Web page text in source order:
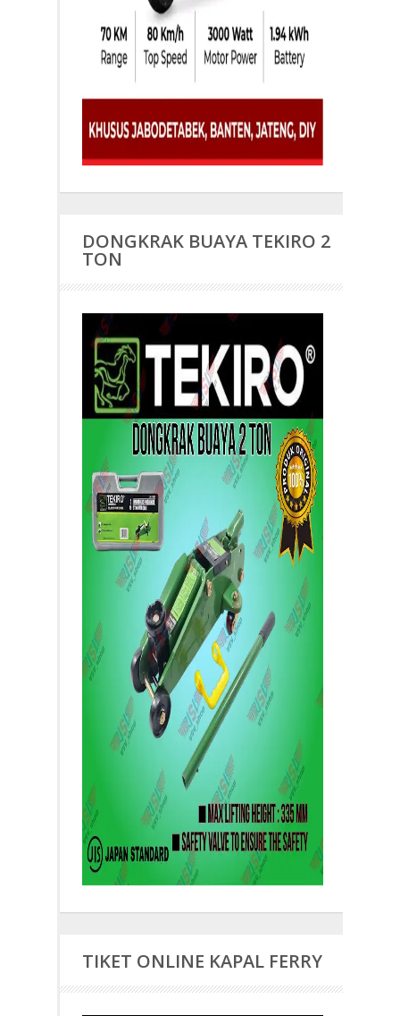
DONGKRAK BUAYA TEKIRO 2
TON
TIKET ONLINE KAPAL FERRY